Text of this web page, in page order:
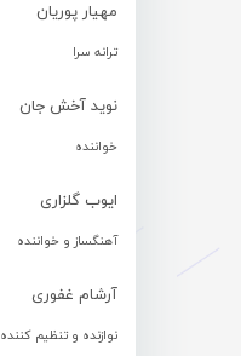
مهیار پوریان
ترانه سرا
نوید آخش جان
خواننده
ایوب گلزاری
آهنگساز و خواننده
آرشام غفوری
نوازنده و تنظیم کننده